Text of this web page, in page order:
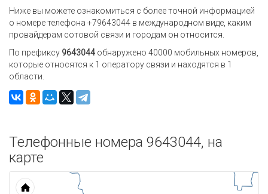
Ниже вы можете ознакомиться с более точной информацией
о номере телефона +79643044 в международном виде, каким
провайдерам сотовой связи и городам он относится.
По префиксу 9643044 обнаружено 40000 мобильных номеров,
которые относятся к 1 оператору связи и находятся в 1
области.
Телефонные номера 9643044, на
карте